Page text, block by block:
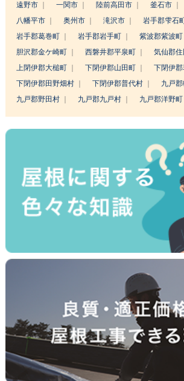
遠野市
一関市 陸前高田市 釜石市
八幡平市
奥州市 滝沢市
岩手郡雫石
岩手郡葛巻町
岩手郡岩手町 紫波郡紫波町
胆沢郡金ケ崎町
西磐井郡平泉町
気仙郡
上閉伊郡大槌町
下閉伊郡山田町
下閉伊
下閉伊郡田野畑村
下閉伊郡普代村
九戸
九戸郡野田村
九戸郡九戸村 九戸郡洋野町